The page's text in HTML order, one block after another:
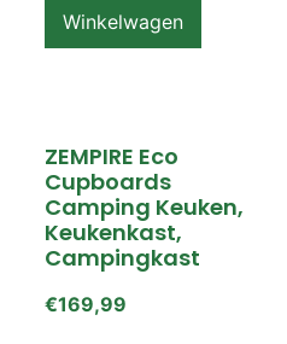
Winkelwagen
ZEMPIRE Eco
Cupboards
Camping Keuken,
Keukenkast,
Campingkast
€169,99